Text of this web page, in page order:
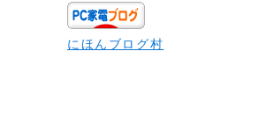
にほんブログ村